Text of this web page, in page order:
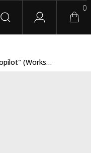
CD Mid Carson July "Ten years on autopilot" (Workshop Records)